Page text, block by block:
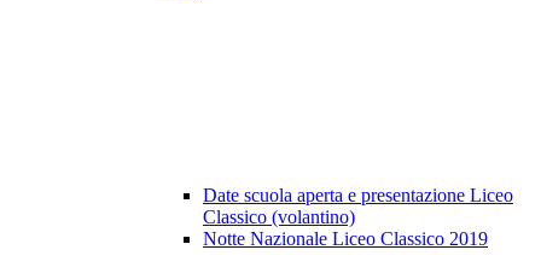
Date scuola aperta e presentazione Liceo
Classico (volantino)
Notte Nazionale Liceo Classico 2019